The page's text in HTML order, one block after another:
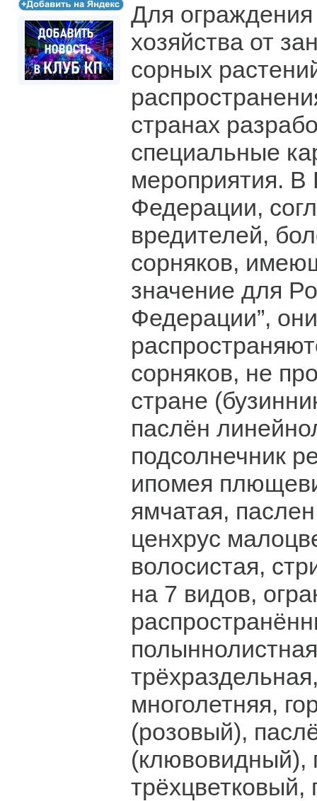
Для ограждения
хозяйства от
сорных
странах
специальные
мероприятия. В
Федерации,
вредителей,
сорняков,
значение для
Федерации”, они
сорняков, не
стране
паслён
подсолнечник
ипомея
ямчатая,
ценхрус
волосистая,
на 7 видов,
многолетняя,
(розовый),
(клювовидный),
трёхцветковый,